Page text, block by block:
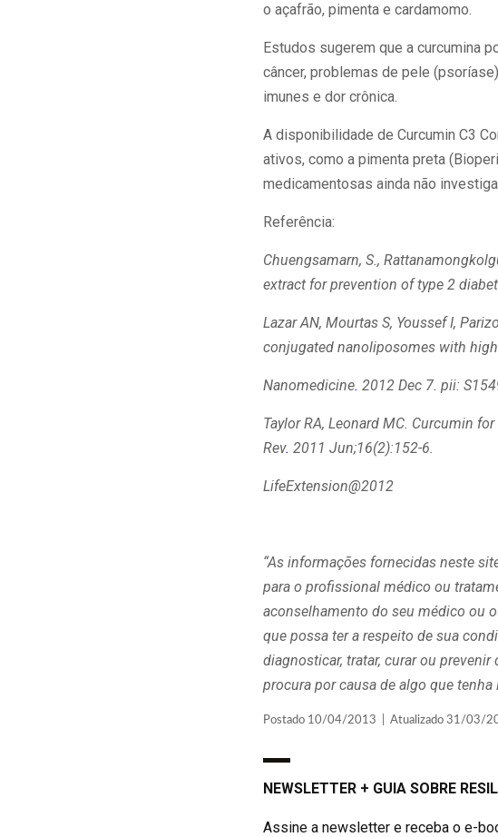
o açafrão, pimenta e cardamomo.
Estudos sugerem que a curcumina
câncer, problemas de pele
imunes e dor crônica.
A disponibilidade de Curcumin C3
ativos, como a pimenta preta
medicamentosas ainda não
Referência:
Chuengsamarn, S.,
extract for prevention of type 2
Lazar AN, Mourtas S, Youssef I,
conjugated nanoliposomes with
Nanomedicine. 2012 Dec 7. pii:
Taylor RA, Leonard MC. Curcumin
Rev. 2011 Jun;16(2):152-6.
LifeExtension@2012
“As informações fornecidas neste
para o profissional médico ou
aconselhamento do seu médico ou
que possa ter a respeito de sua
diagnosticar, tratar, curar ou
procura por causa de algo que
Postado 10/04/2013 | Atualizado 31/03/
NEWSLETTER + GUIA SOBRE
Assine a newsletter e receba o e-